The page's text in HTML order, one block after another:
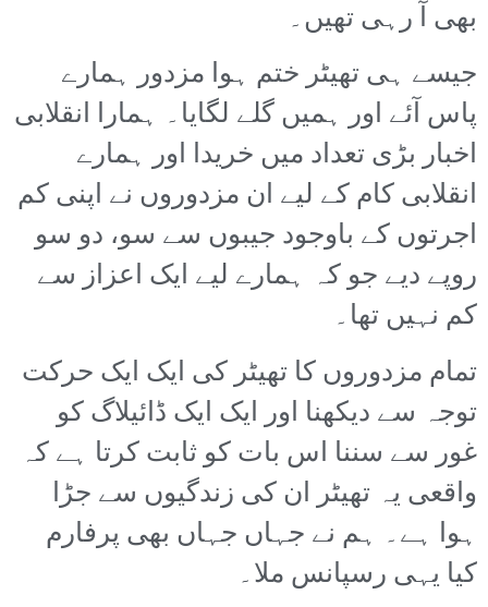
بھی آ رہی تھیں۔
جیسے ہی تھیٹر ختم ہوا مزدور ہمارے
پاس آئے اور ہمیں گلے لگایا۔ ہمارا انقلابی
اخبار بڑی تعداد میں خریدا اور ہمارے
انقلابی کام کے لیے ان مزدوروں نے اپنی کم
اجرتوں کے باوجود جیبوں سے سو، دو سو
روپے دیے جو کہ ہمارے لیے ایک اعزاز سے
کم نہیں تھا۔
تمام مزدوروں کا تھیٹر کی ایک ایک حرکت
توجہ سے دیکھنا اور ایک ایک ڈائیلاگ کو
غور سے سننا اس بات کو ثابت کرتا ہے کہ
واقعی یہ تھیٹر ان کی زندگیوں سے جڑا
ہوا ہے۔ ہم نے جہاں جہاں بھی پرفارم
کیا یہی رسپانس ملا۔